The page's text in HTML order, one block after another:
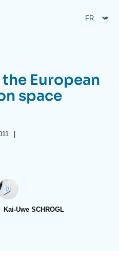
Orient
European
space
|
Kai-Uwe SCHROGL